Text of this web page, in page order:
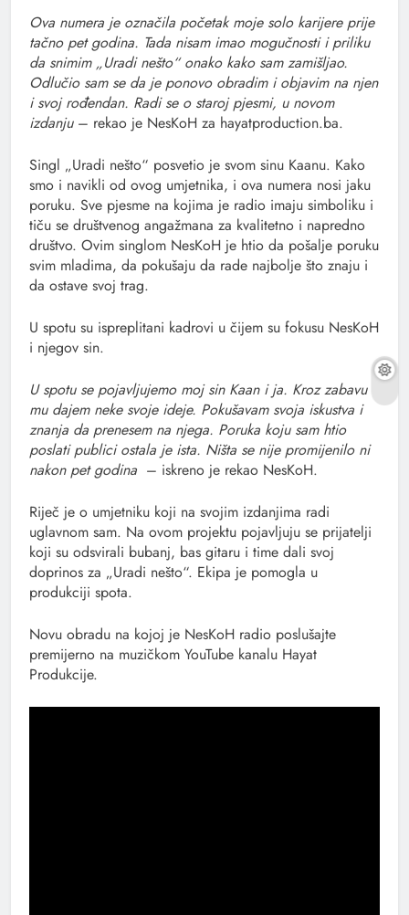
Ova numera je označila početak moje solo karijere prije
tačno pet godina. Tada nisam imao mogučnosti i priliku
da snimim „Uradi nešto“ onako kako sam zamišljao.
Odlučio sam se da je ponovo obradim i objavim na njen
i svoj rođendan. Radi se o staroj pjesmi, u novom
izdanju – rekao je NesKoH za hayatproduction.ba.
Singl „Uradi nešto“ posvetio je svom sinu Kaanu. Kako
smo i navikli od ovog umjetnika, i ova numera nosi jaku
poruku. Sve pjesme na kojima je radio imaju simboliku i
tiču se društvenog angažmana za kvalitetno i napredno
društvo. Ovim singlom NesKoH je htio da pošalje poruku
svim mladima, da pokušaju da rade najbolje što znaju i
da ostave svoj trag.
U spotu su ispreplitani kadrovi u čijem su fokusu NesKoH
i njegov sin.
U spotu se pojavljujemo moj sin Kaan i ja. Kroz zabavu
mu dajem neke svoje ideje. Pokušavam svoja iskustva i
znanja da prenesem na njega. Poruka koju sam htio
poslati publici ostala je ista. Ništa se nije promijenilo ni
nakon pet godina – iskreno je rekao NesKoH.
Riječ je o umjetniku koji na svojim izdanjima radi
uglavnom sam. Na ovom projektu pojavljuju se prijatelji
koji su odsvirali bubanj, bas gitaru i time dali svoj
doprinos za „Uradi nešto“. Ekipa je pomogla u
produkciji spota.
Novu obradu na kojoj je NesKoH radio poslušajte
premijerno na muzičkom YouTube kanalu Hayat
Produkcije.